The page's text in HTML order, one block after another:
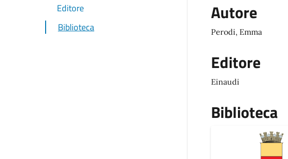
Editore
Biblioteca
Autore
Perodi, Emma
Editore
Einaudi
Biblioteca